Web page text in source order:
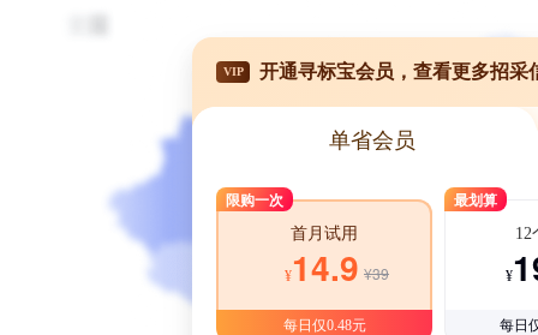
VIP 开通寻标宝会员，查看更多招采
单省会员
限购一次
首月试用
¥14.9 ¥39
每日仅0.48元
最划算
12
¥
每日